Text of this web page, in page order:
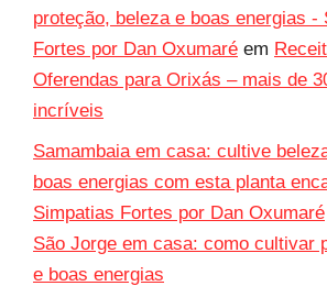
proteção, beleza e boas energias -
Fortes por Dan Oxumaré em
Oferendas para Orixás – mais de
incríveis
Samambaia em casa: cultive
boas energias com esta planta
Simpatias Fortes por Dan Oxumaré
São Jorge em casa: como cultivar
e boas energias